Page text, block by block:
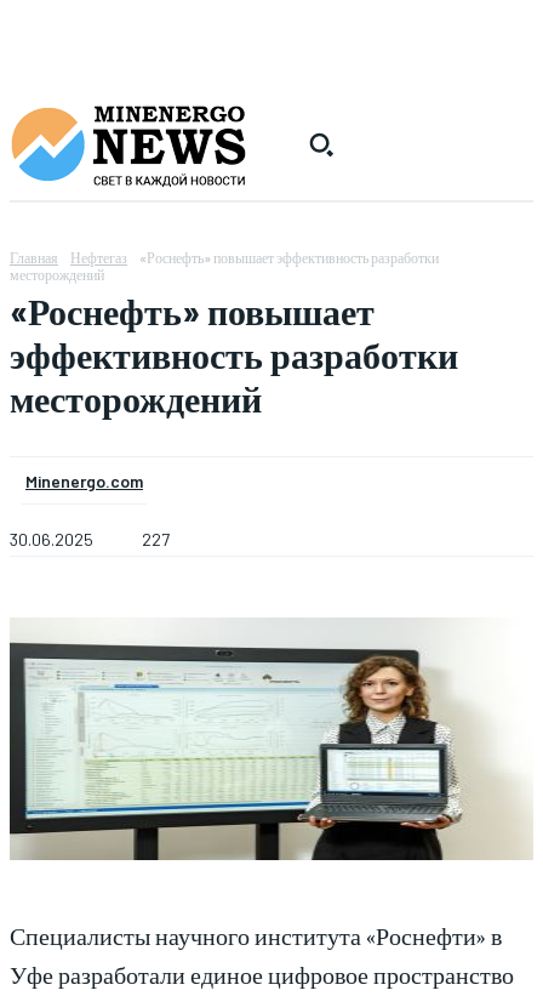
Главная Нефтегаз
«Роснефть» повышает эффективность разработки
месторождений
«Роснефть» повышает
эффективность разработки
месторождений
Minenergo.com
30.06.2025 227
Специалисты научного института «Роснефти» в
Уфе разработали единое цифровое пространство